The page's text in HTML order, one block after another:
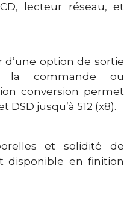
lecteur réseau, et
d’une option de sortie
commande ou
conversion permet
DSD jusqu’à 512 (x8).
et solidité de
disponible en finition